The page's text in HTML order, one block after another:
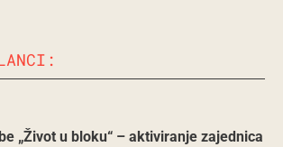
„Život u bloku“ – aktiviranje zajednica